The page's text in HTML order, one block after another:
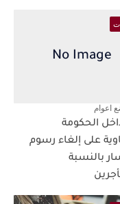
اعوام
الحكومة
على إلغاء رسوم
بالنسبة